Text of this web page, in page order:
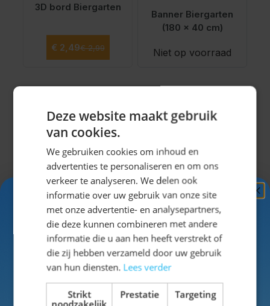
3D bord Biergarten
Speciale prijs
€ 2,49Normale prijs
€ 2,99
Vanaf
€ 1,99
Banner Biergarten
(180 x 40 cm)
Niet op voorraad
producten Toon
Wanddecoratie
Oktoberfest:
sfeervol en
opvallend
Met wanddecoratie Oktoberfest
jouw feestlocatie direct een herkenbare en
feestelijke uitstraling tijdens het Oktoberfest
Deze website maakt gebruik
van cookies.
We gebruiken cookies om inhoud en
advertenties te personaliseren en om ons
verkeer te analyseren. We delen ook
informatie over uw gebruik van onze site
met onze advertentie- en analysepartners,
die deze kunnen combineren met andere
informatie die u aan hen heeft verstrekt of
die zij hebben verzameld door uw gebruik
van hun diensten. Lees verder
Strikt
noodzakelijk
Prestatie Targeting
Ontvang5%
KORTING!
Schrijf je nuin voor de nieuwsbrief en ontvang toegang
tot exclusieve kortingen!
Voor- en achternaam